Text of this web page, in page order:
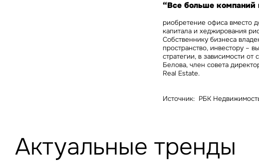
“Все больше компаний
риобретение офиса вместо
капитала и хеджирования
Собственнику бизнеса
пространство, инвестору –
стратегии, в зависимости
Белова, член совета
Real Estate.
Источник: РБК
Актуальные тренды